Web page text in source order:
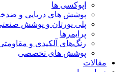
اپوکسی ها
پوشش های دریایی و
پلی یورتان و پوشش
پرایمرها
رنگ‌های آلکیدی و
پوشش های تخصصی
مقالات